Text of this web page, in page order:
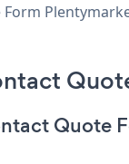
Quote